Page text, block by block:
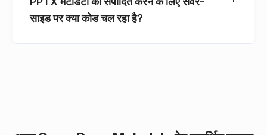
साइड पर क्या कोड चल रहा है?